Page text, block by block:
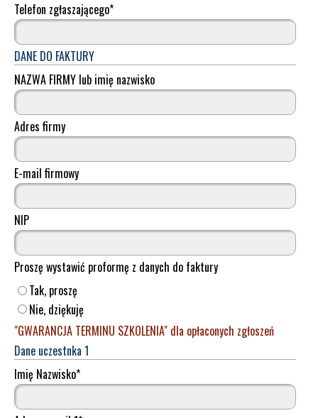
Telefon zgłaszającego*
DANE DO FAKTURY
NAZWA FIRMY lub imię nazwisko
Adres firmy
E-mail firmowy
NIP
Proszę wystawić proformę z danych do faktury
Tak, proszę
Nie, dziękuję
"GWARANCJA TERMINU SZKOLENIA" dla opłaconych zgłoszeń
Dane uczestnka 1
Imię Nazwisko*